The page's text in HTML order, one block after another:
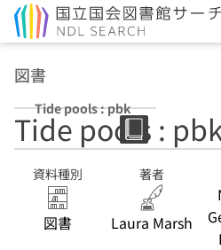
図書
Tide pools : pbk
Tide pools :
資料種別
図書
著者
Laura Marsh